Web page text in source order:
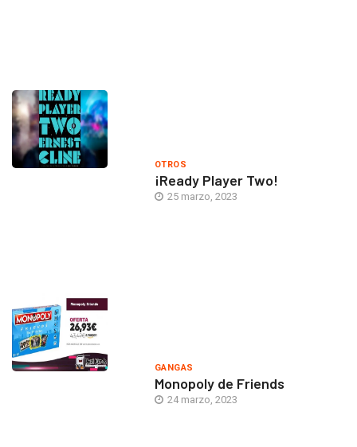
OTROS
¡Ready Player Two!
25 marzo, 2023
GANGAS
Monopoly de Friends
24 marzo, 2023